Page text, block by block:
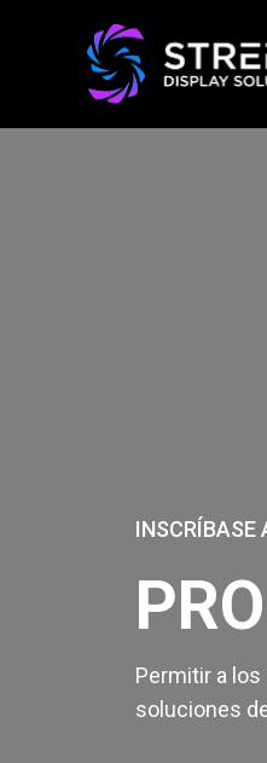
INSCRÍBASE
Permitir a
soluciones